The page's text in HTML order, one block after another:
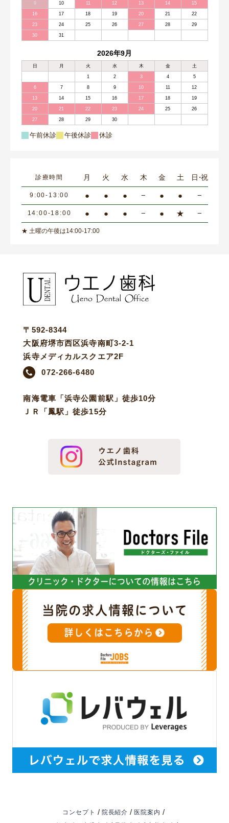
9 10 11 12 13 14 15
16 17 18 19 20 21 22
23 24 25 26 27 28 29
30 31
2026年9月
日 月 火 水 木 金 土
1 2 3 4 5
6 7 8 9 10 11 12
13 14 15 16 17 18 19
20 21 22 23 24 25 26
27 28 29 30
午前休診 午後休診 休診
診療時間 月 火 水 木 金 土 日・祝
9:00-13:00 ● ● ● − ● ● −
14:00-18:00 ● ● ● − ● ★ −
★ 土曜の午後は14:00-17:00
〒592-8344
大阪府堺市西区浜寺南町3-2-1
浜寺メディカルスクエア2F
072-266-6480
南海電車「浜寺公園前駅」徒歩10分
ＪＲ「鳳駅」徒歩15分
コンセプト / 院長紹介 / 医院案内 /